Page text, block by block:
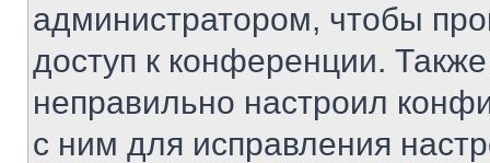
администратором, чтобы
доступ к конференции.
неправильно настроил
с ним для исправления